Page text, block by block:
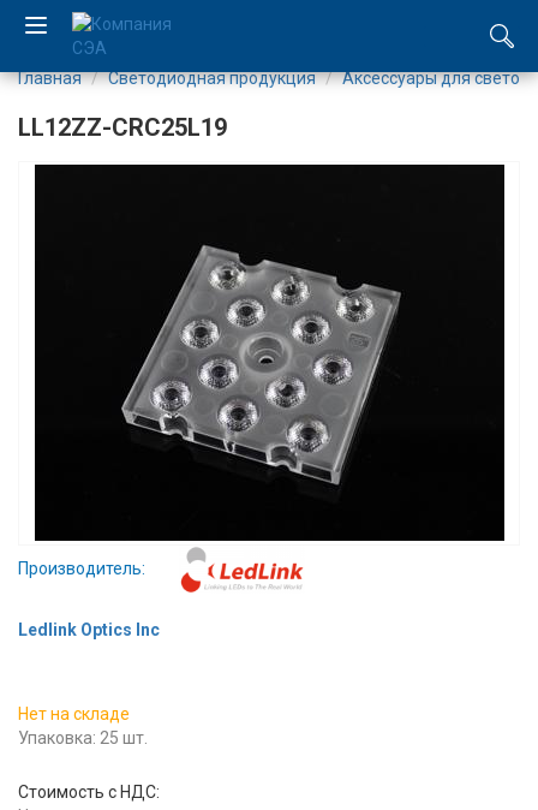
Производство
Услуги
Новости
Вход/
авторизация
Контакты
Доставка
Главная Светодиодная продукция Аксесcуары для
LL12ZZ-CRC25L19
Производитель:
Ledlink Optics Inc
Нет на складе
Упаковка: 25 шт.
Стоимость с НДС: